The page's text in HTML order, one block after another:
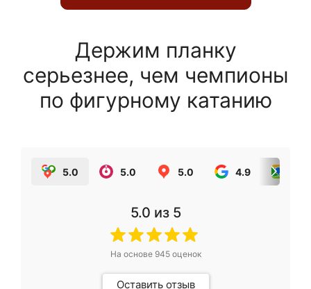
Держим планку
серьезнее, чем чемпионы
по фигурному катанию
5.0 5.0 5.0 4.9
5.0 из 5
На основе 945оценок
Оставить отзыв